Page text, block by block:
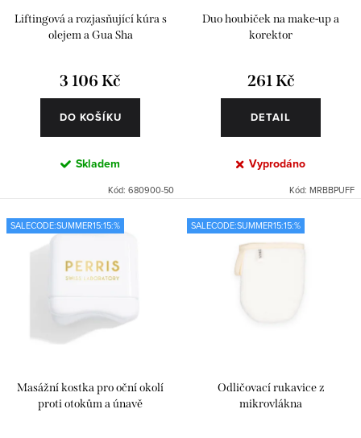
k
u
Liftingová a rozjasňující kúra s
olejem a Gua Sha
3 106 Kč
DO KOŠÍKU
Skladem
Kód: 680900-50
Duo houbiček na make-up a
korektor
261 Kč
DETAIL
Vyprodáno
Kód: MRBBPUFF
SALECODE:SUMMER15:15:%
Masážní kostka pro oční okolí
proti otokům a únavě
SALECODE:SUMMER15:15:%
Odličovací rukavice z
mikrovlákna